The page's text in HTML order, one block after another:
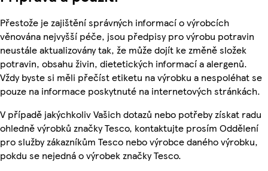
Přestože je zajištění správných informací o výrobcích
věnována nejvyšší péče, jsou předpisy pro výrobu potravin
neustále aktualizovány tak, že může dojít ke změně složek
potravin, obsahu živin, dietetických informací a alergenů.
Vždy byste si měli přečíst etiketu na výrobku a nespoléhat se
pouze na informace poskytnuté na internetových stránkách.
V případě jakýchkoliv Vašich dotazů nebo potřeby získat radu
ohledně výrobků značky Tesco, kontaktujte prosím Oddělení
pro služby zákazníkům Tesco nebo výrobce daného výrobku,
pokdu se nejedná o výrobek značky Tesco.